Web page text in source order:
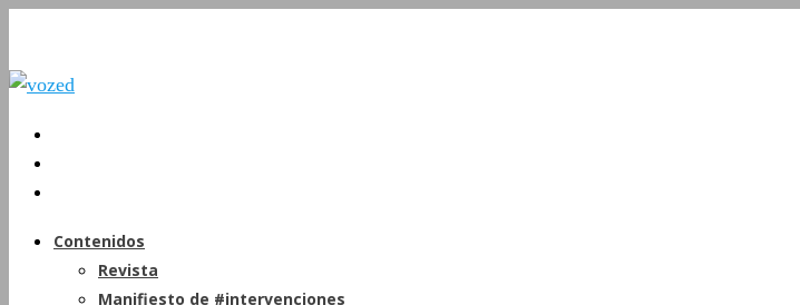
Contenidos
Revista
Manifiesto de #intervenciones